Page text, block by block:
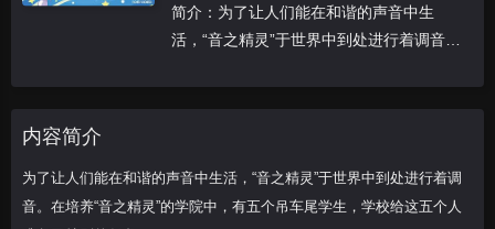
简介：为了让人们能在和谐的声音中生
活，“音之精灵”于世界中到处进行着调音。
内容简介
为了让人们能在和谐的声音中生活，“音之精灵”于世界中到处进行着调
音。在培养“音之精灵”的学院中，有五个吊车尾学生，学校给这五个人